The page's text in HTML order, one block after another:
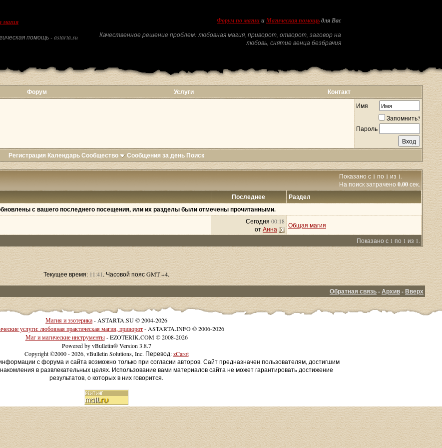
магия
помощь - astarta.su
Форум по магии и Магическая помощь для Вас
Качественное решение проблем: любовная магия, приворот, отворот, заговор на
любовь, снятие венца безбрачия
Форум Услуги Контакт
Имя
Запомнить?
Пароль
Регистрация КалендарьСообщество Сообщения за день Поиск
Показано с 1 по 1 из 1.
На поиск затрачено0.00сек.
Последнее
Раздел
с вашего последнего посещения, или их разделы были отмечены прочитанными.
Сегодня 00:18
отАнна
Общая магия
Показано с 1 по 1 из 1.
Текущее время:11:41. Часовой пояс GMT +4.
Обратная связь-Архив-Вверх
Магия и эзотерика- ASTARTA.SU © 2004-2026
услуги: любовная практическая магия, приворот- ASTARTA.INFO © 2006-2026
Маг и магические инструменты- EZOTERIK.COM © 2008-2026
Powered by vBulletin® Version 3.8.7
Copyright ©2000 - 2026, vBulletin Solutions, Inc. Перевод:zCarot
с форума и сайта возможно только при согласии авторов. Сайт предназначен пользователям, достигшим
в развлекательных целях. Использование вами материалов сайта не может гарантировать достижение
результатов, о которых в них говорится.